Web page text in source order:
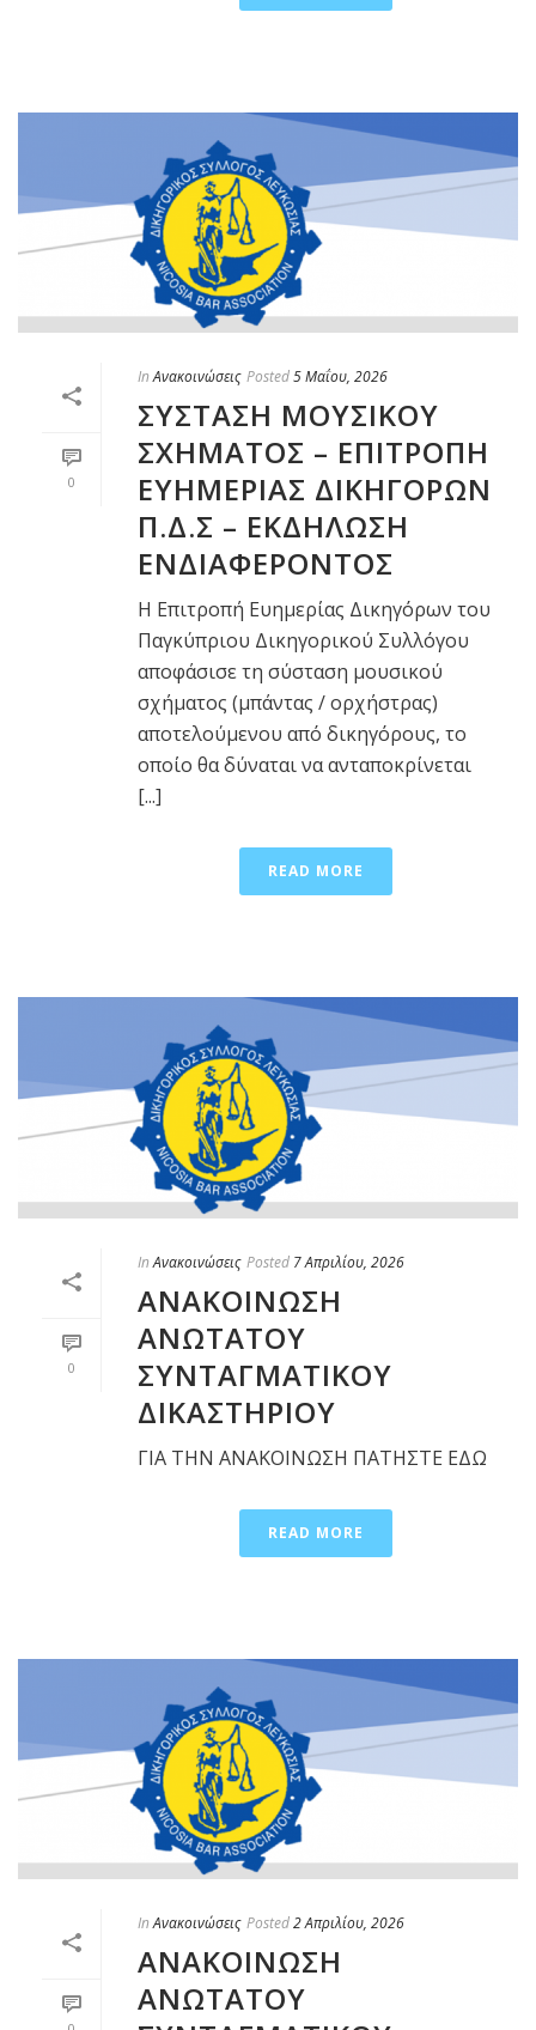
0
In Ανακοινώσεις Posted5 Μαΐου, 2026
ΣΥΣΤΑΣΗ ΜΟΥΣΙΚΟΥ
ΣΧΗΜΑΤΟΣ – ΕΠΙΤΡΟΠΗ
ΕΥΗΜΕΡΙΑΣ ΔΙΚΗΓΟΡΩΝ
Π.Δ.Σ – ΕΚΔΗΛΩΣΗ
ΕΝΔΙΑΦΕΡΟΝΤΟΣ
Η Επιτροπή Ευημερίας Δικηγόρων του
Παγκύπριου Δικηγορικού Συλλόγου
αποφάσισε τη σύσταση μουσικού
σχήματος (μπάντας / ορχήστρας)
αποτελούμενου από δικηγόρους, το
οποίο θα δύναται να ανταποκρίνεται
[...]
READ MORE
0
In Ανακοινώσεις Posted 7 Απριλίου, 2026
ΑΝΑΚΟΙΝΩΣΗ
ΑΝΩΤΑΤΟΥ
ΣΥΝΤΑΓΜΑΤΙΚΟΥ
ΔΙΚΑΣΤΗΡΙΟΥ
ΓΙΑ ΤΗΝ ΑΝΑΚΟΙΝΩΣΗ ΠΑΤΗΣΤΕ ΕΔΩ
READ MORE
In Ανακοινώσεις Posted2 Απριλίου, 2026
ΑΝΑΚΟΙΝΩΣΗ
ΑΝΩΤΑΤΟΥ